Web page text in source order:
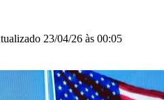
23/04/26 às 00:05